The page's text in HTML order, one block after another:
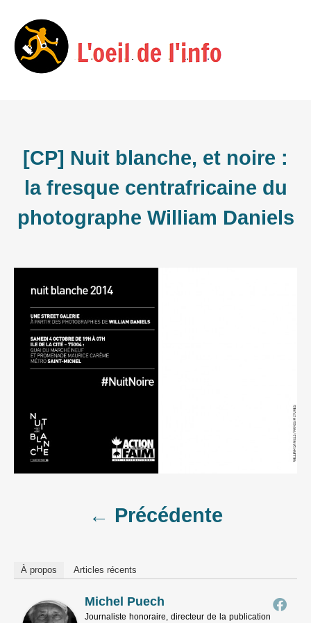
Skip
to
[CP] Nuit blanche, et noire :
la fresque centrafricaine du
photographe William Daniels
navigation
← Précédente
À propos Articles récents
Michel Puech
Journaliste honoraire, directeur de la publication